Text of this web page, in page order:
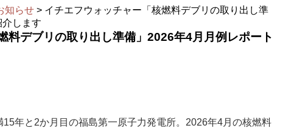
知らせ > イチエフウォッチャー「核燃料デブリの取り出し準
します
料デブリの取り出し準備」2026年4月月例レポート
年と2か月目の福島第一原子力発電所。2026年4月の核燃料